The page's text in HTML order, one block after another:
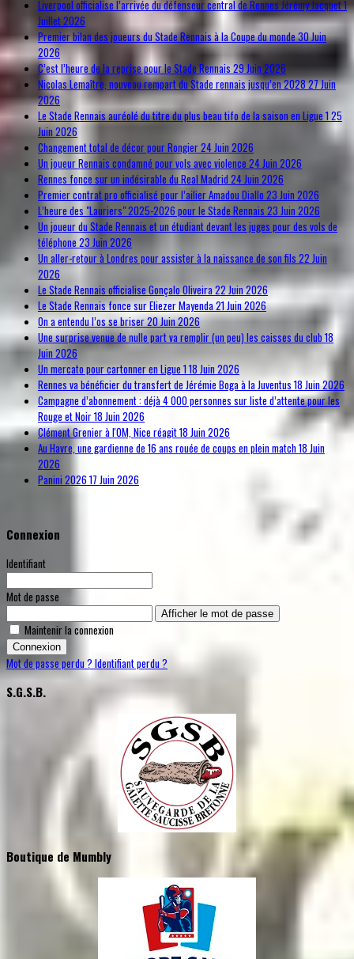
Liverpool officialise l’arrivée du défenseur central de Rennes Jérémy Jacquet1
Juillet 2026
Premier bilan des joueurs du Stade Rennais à la Coupe du monde30 Juin
2026
C’est l’heure de la reprise pour le Stade Rennais 29 Juin 2026
Nicolas Lemaître, nouveau rempart du Stade rennais jusqu’en 202827 Juin
2026
Le Stade Rennais auréolé du titre du plus beau tifo de la saison en Ligue 1 25
Juin 2026
Changement total de décor pour Rongier24 Juin 2026
Un joueur Rennais condamné pour vols avec violence 24 Juin 2026
Rennes fonce sur un indésirable du Real Madrid 24 Juin 2026
Premier contrat pro officialisé pour l’ailier Amadou Diallo 23 Juin 2026
L’heure des "Lauriers" 2025-2026 pour le Stade Rennais 23 Juin 2026
Un joueur du Stade Rennais et un étudiant devant les juges pour des vols de
téléphone 23 Juin 2026
Un aller-retour à Londres pour assister à la naissance de son fils 22 Juin
2026
Le Stade Rennais officialise Gonçalo Oliveira22 Juin 2026
Le Stade Rennais fonce sur Eliezer Mayenda21 Juin 2026
On a entendu l’os se briser20 Juin 2026
Une surprise venue de nulle part va remplir (un peu) les caisses du club18
Juin 2026
Un mercato pour cartonner en Ligue 118 Juin 2026
Rennes va bénéficier du transfert de Jérémie Boga à la Juventus18 Juin 2026
Campagne d’abonnement : déjà 4 000 personnes sur liste d’attente pour les
Rouge et Noir18 Juin 2026
Clément Grenier à l'OM, Nice réagit18 Juin 2026
Au Havre, une gardienne de 16 ans rouée de coups en plein match18 Juin
2026
Panini 2026 17 Juin 2026
Connexion
Identifiant
Mot de passe
Afficher le mot de passe
Maintenir la connexion
Connexion
Mot de passe perdu ? Identifiant perdu ?
S.G.S.B.
Boutique de Mumbly